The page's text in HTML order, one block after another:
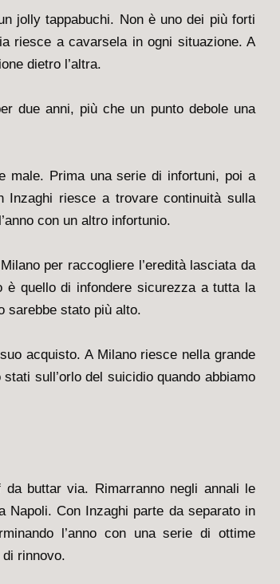
jolly tappabuchi. Non è uno dei più forti
riesce a cavarsela in ogni situazione. A
dietro l’altra.
due anni, più che un punto debole una
male. Prima una serie di infortuni, poi a
Inzaghi riesce a trovare continuità sulla
con un altro infortunio.
per raccogliere l’eredità lasciata da
quello di infondere sicurezza a tutta la
sarebbe stato più alto.
acquisto. A Milano riesce nella grande
sull’orlo del suicidio quando abbiamo
buttar via. Rimarranno negli annali le
Con Inzaghi parte da separato in
l’anno con una serie di ottime
rinnovo.